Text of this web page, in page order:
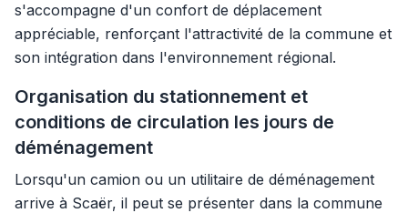
s'accompagne d'un confort de déplacement
appréciable, renforçant l'attractivité de la commune et
son intégration dans l'environnement régional.
Organisation du stationnement et
conditions de circulation les jours de
déménagement
Lorsqu'un camion ou un utilitaire de déménagement
arrive à Scaër, il peut se présenter dans la commune